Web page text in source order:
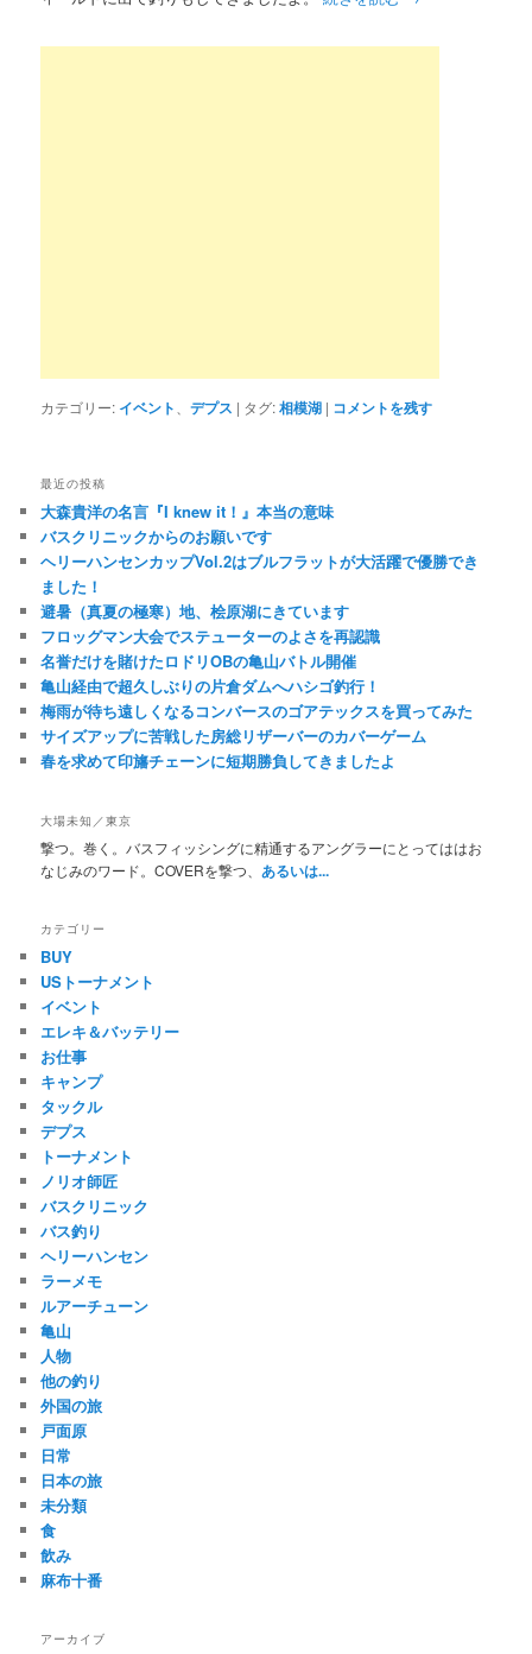
カテゴリー: イベント 、デプス | タグ:相模湖 | コメントを残す
最近の投稿
大森貴洋の名言『I knew it！』本当の意味
バスクリニックからのお願いです
ヘリーハンセンカップVol.2はブルフラットが大活躍で優勝でき
ました！
避暑（真夏の極寒）地、桧原湖にきています
フロッグマン大会でステューターのよさを再認識
名誉だけを賭けたロドリOBの亀山バトル開催
亀山経由で超久しぶりの片倉ダムへハシゴ釣行！
梅雨が待ち遠しくなるコンバースのゴアテックスを買ってみた
サイズアップに苦戦した房総リザーバーのカバーゲーム
春を求めて印旛チェーンに短期勝負してきましたよ
大場未知／東京
撃つ。巻く。バスフィッシングに精通するアングラーにとってははお
なじみのワード。COVERを撃つ、 あるいは...
カテゴリー
BUY
USトーナメント
イベント
エレキ＆バッテリー
お仕事
キャンプ
タックル
デプス
トーナメント
ノリオ師匠
バスクリニック
バス釣り
ヘリーハンセン
ラーメモ
ルアーチューン
亀山
人物
他の釣り
外国の旅
戸面原
日常
日本の旅
未分類
食
飲み
麻布十番
アーカイブ